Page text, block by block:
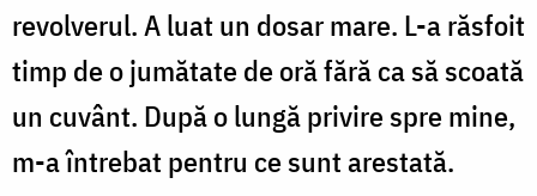
revolverul. A luat un dosar mare. L-a răsfoit
timp de o jumătate de oră fără ca să scoată
un cuvânt. După o lungă privire spre mine,
m-a întrebat pentru ce sunt arestată.